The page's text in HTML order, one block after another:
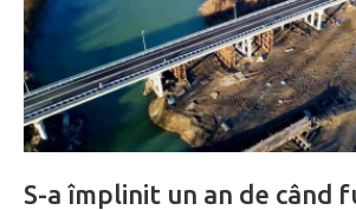
S-a împlinit un an de când